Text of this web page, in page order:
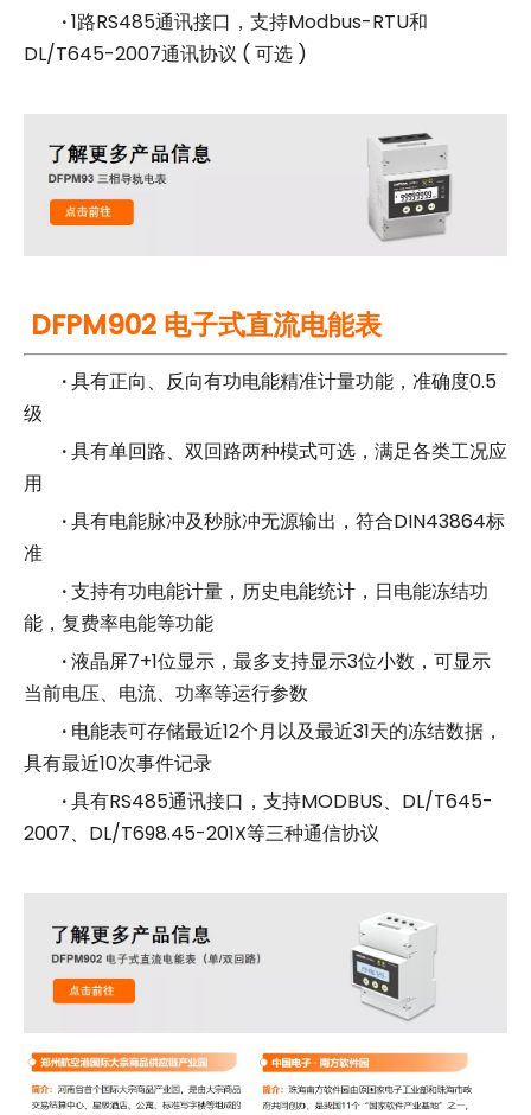
·1路RS485通讯接口，支持Modbus-RTU和
DL/T645-2007通讯协议 ( 可选 )
DFPM902 电子式直流电能表
·具有正向、反向有功电能精准计量功能，准确度0.5
级
·具有单回路、双回路两种模式可选，满足各类工况应
用
·具有电能脉冲及秒脉冲无源输出，符合DIN43864标
准
·支持有功电能计量，历史电能统计，日电能冻结功
能，复费率电能等功能
·液晶屏7+1位显示，最多支持显示3位小数，可显示
当前电压、电流、功率等运行参数
· 电能表可存储最近12个月以及最近31天的冻结数据，
具有最近10次事件记录
·具有RS485通讯接口，支持MODBUS、DL/T645-
2007、DL/T698.45-201X等三种通信协议